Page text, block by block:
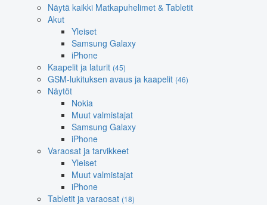
Näytä kaikki Matkapuhelimet & Tabletit
Akut
Yleiset
Samsung Galaxy
iPhone
Kaapelit ja laturit (45)
GSM-lukituksen avaus ja kaapelit (46)
Näytöt
Nokia
Muut valmistajat
Samsung Galaxy
iPhone
Varaosat ja tarvikkeet
Yleiset
Muut valmistajat
iPhone
Tabletit ja varaosat (18)